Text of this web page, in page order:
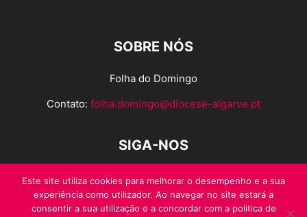
SOBRE NÓS
Folha do Domingo
Contato: folha.domingo@diocese-algarve.pt
SIGA-NOS
Este site utiliza cookies para melhorar o desempenho e a sua
experiência como utilizador. Ao navegar no site estará a
consentir a sua utilização e a concordar com a politica de